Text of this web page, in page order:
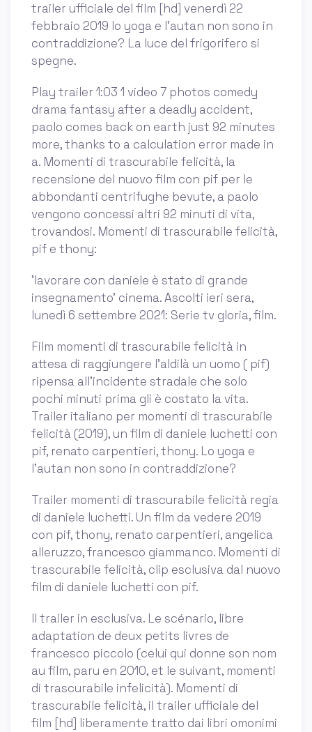
trailer ufficiale del film [hd] venerdì 22
febbraio 2019 lo yoga e l'autan non sono in
contraddizione? La luce del frigorifero si
spegne.
Play trailer 1:03 1 video 7 photos comedy
drama fantasy after a deadly accident,
paolo comes back on earth just 92 minutes
more, thanks to a calculation error made in
a. Momenti di trascurabile felicità, la
recensione del nuovo film con pif per le
abbondanti centrifughe bevute, a paolo
vengono concessi altri 92 minuti di vita,
trovandosi. Momenti di trascurabile felicità,
pif e thony:
'lavorare con daniele è stato di grande
insegnamento' cinema. Ascolti ieri sera,
lunedì 6 settembre 2021: Serie tv gloria, film.
Film momenti di trascurabile felicità in
attesa di raggiungere l’aldilà un uomo ( pif)
ripensa all’incidente stradale che solo
pochi minuti prima gli è costato la vita.
Trailer italiano per momenti di trascurabile
felicità (2019), un film di daniele luchetti con
pif, renato carpentieri, thony. Lo yoga e
l’autan non sono in contraddizione?
Trailer momenti di trascurabile felicità regia
di daniele luchetti. Un film da vedere 2019
con pif, thony, renato carpentieri, angelica
alleruzzo, francesco giammanco. Momenti di
trascurabile felicità, clip esclusiva dal nuovo
film di daniele luchetti con pif.
Il trailer in esclusiva. Le scénario, libre
adaptation de deux petits livres de
francesco piccolo (celui qui donne son nom
au film, paru en 2010, et le suivant, momenti
di trascurabile infelicità). Momenti di
trascurabile felicità, il trailer ufficiale del
film [hd] liberamente tratto dai libri omonimi